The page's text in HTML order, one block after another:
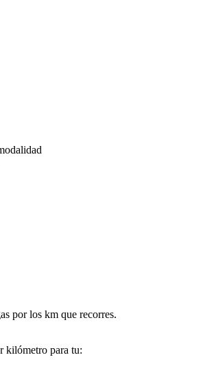
por los km que recorres.
kilómetro para tu: